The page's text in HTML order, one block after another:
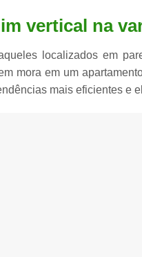
vertical na
localizados em
mora em um
mais eficientes e